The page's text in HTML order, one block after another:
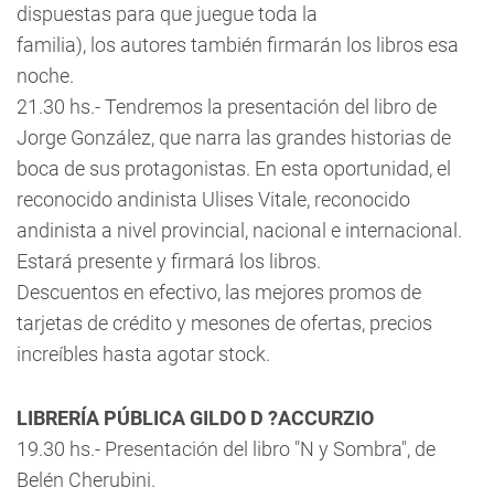
dispuestas para que juegue toda la
familia), los autores también firmarán los libros esa
noche.
21.30 hs.- Tendremos la presentación del libro de
Jorge González, que narra las grandes historias de
boca de sus protagonistas. En esta oportunidad, el
reconocido andinista Ulises Vitale, reconocido
andinista a nivel provincial, nacional e internacional.
Estará presente y firmará los libros.
Descuentos en efectivo, las mejores promos de
tarjetas de crédito y mesones de ofertas, precios
increíbles hasta agotar stock.
LIBRERÍA PÚBLICA GILDO D ?ACCURZIO
19.30 hs.- Presentación del libro "N y Sombra", de
Belén Cherubini.